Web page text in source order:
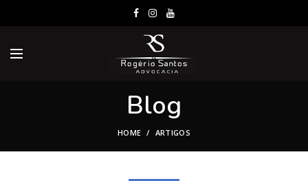
Blog
HOME ARTIGOS